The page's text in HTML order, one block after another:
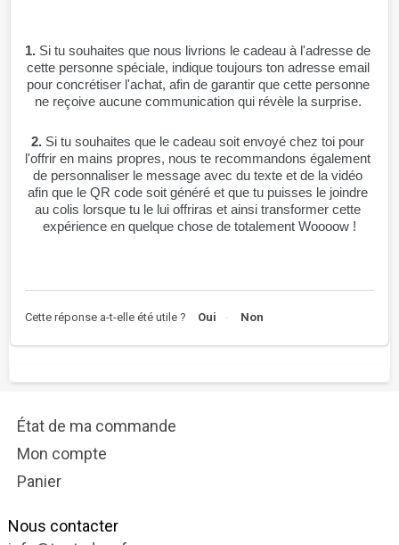
1. Si tu souhaites que nous livrions le cadeau à l'adresse de
cette personne spéciale, indique toujours ton adresse email
pour concrétiser l'achat, afin de garantir que cette personne
ne reçoive aucune communication qui révèle la surprise.
2. Si tu souhaites que le cadeau soit envoyé chez toi pour
l'offrir en mains propres, nous te recommandons également
de personnaliser le message avec du texte et de la vidéo
afin que le QR code soit généré et que tu puisses le joindre
au colis lorsque tu le lui offriras et ainsi transformer cette
expérience en quelque chose de totalement Woooow !
Cette réponse a-t-elle été utile ? Oui Non
État de ma commande
Mon compte
Panier
Nous contacter